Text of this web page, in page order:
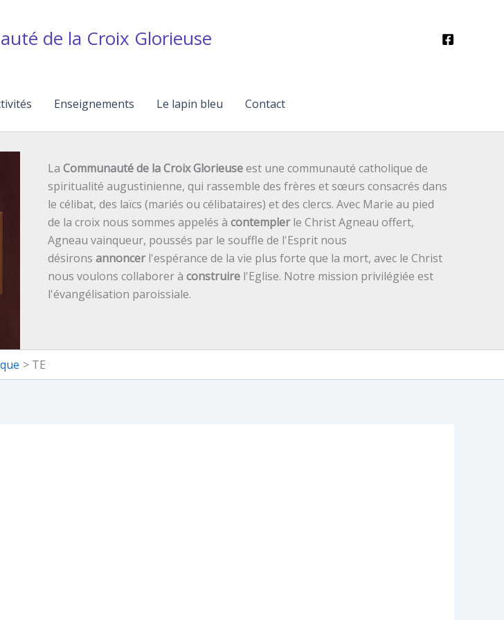
de la Croix Glorieuse
Enseignements Le lapin bleu Contact
La Communauté de la Croix Glorieuseest une communauté catholique de
spiritualité augustinienne, qui rassemble des frères et sœurs consacrés dans
le célibat, des laïcs (mariés ou célibataires) et des clercs. Avec Marie au pied
de la croix nous sommes appelés à contemplerle Christ Agneau offert,
Agneau vainqueur, poussés par le souffle de l'Esprit nous
désirons annoncerl'espérance de la vie plus forte que la mort, avec le Christ
nous voulons collaborer à construirel'Eglise. Notre mission privilégiée est
l'évangélisation paroissiale.
TE